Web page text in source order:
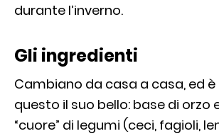
durante l’inverno.
Gli ingredienti
Cambiano da casa a casa, ed
questo il suo bello: base di orzo
“cuore” di legumi (ceci, fagioli,